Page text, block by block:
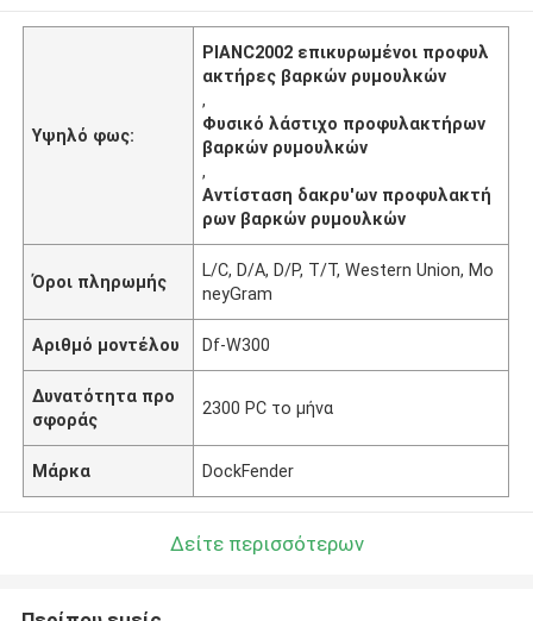
Υψηλό φως:
PIANC2002 επικυρωμένοι προφυλ
ακτήρες βαρκών ρυμουλκών
,
Φυσικό λάστιχο προφυλακτήρων
βαρκών ρυμουλκών
,
Αντίσταση δακρυ'ων προφυλακτή
ρων βαρκών ρυμουλκών
Όροι πληρωμής
L/C, D/A, D/P, T/T, Western Union, Mo
neyGram
Αριθμό μοντέλου Df-W300
Δυνατότητα προ
σφοράς
2300 PC το μήνα
Μάρκα DockFender
Δείτε περισσότερων